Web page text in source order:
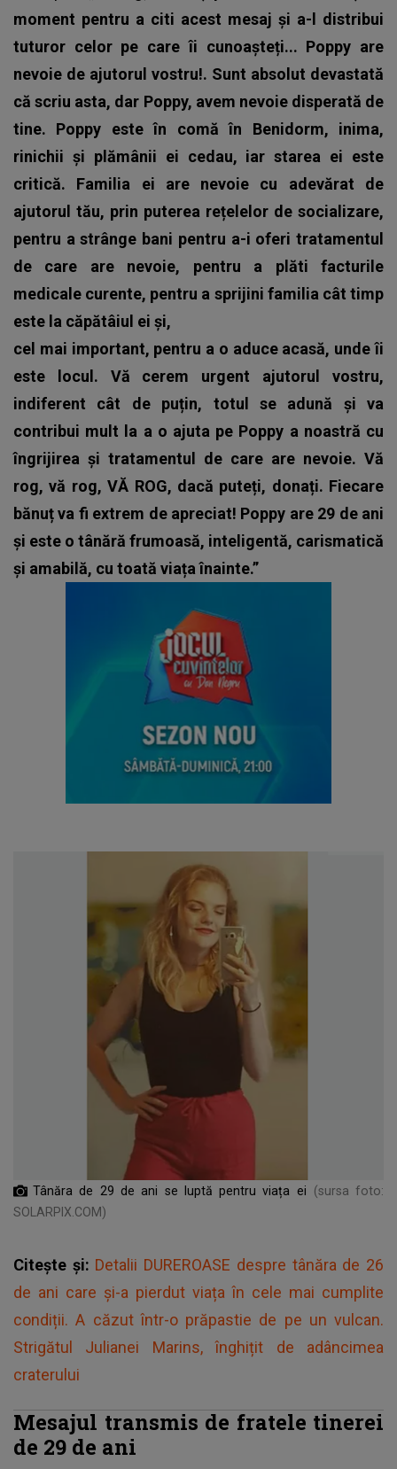
moment pentru a citi acest mesaj și a-l distribui
tuturor celor pe care îi cunoașteți... Poppy are
nevoie de ajutorul vostru!. Sunt absolut devastată
că scriu asta, dar Poppy, avem nevoie disperată de
tine. Poppy este în comă în Benidorm, inima,
rinichii și plămânii ei cedau, iar starea ei este
critică. Familia ei are nevoie cu adevărat de
ajutorul tău, prin puterea rețelelor de socializare,
pentru a strânge bani pentru a-i oferi tratamentul
de care are nevoie, pentru a plăti facturile
medicale curente, pentru a sprijini familia cât timp
este la căpătâiul ei și,
cel mai important, pentru a o aduce acasă, unde îi
este locul. Vă cerem urgent ajutorul vostru,
indiferent cât de puțin, totul se adună și va
contribui mult la a o ajuta pe Poppy a noastră cu
îngrijirea și tratamentul de care are nevoie. Vă
rog, vă rog, VĂ ROG, dacă puteți, donați. Fiecare
bănuț va fi extrem de apreciat! Poppy are 29 de ani
și este o tânără frumoasă, inteligentă, carismatică
și amabilă, cu toată viața înainte.”
Tânăra de 29 de ani se luptă pentru viața ei
(sursa foto:
SOLARPIX.COM)
Citește și: Detalii DUREROASE despre tânăra de 26
de ani care și-a pierdut viața în cele mai cumplite
condiții. A căzut într-o prăpastie de pe un vulcan.
Strigătul Julianei Marins, înghițit de adâncimea
craterului
Mesajul transmis de fratele tinerei
de 29 de ani